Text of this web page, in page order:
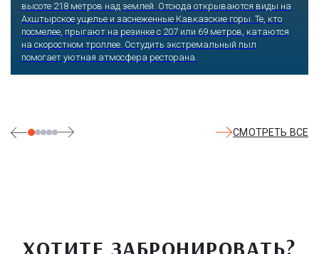
высоте 218 метров над землей. Отсюда открываются виды на
Ахштырское ущелье и заснеженные Кавказские горы. Те, кто
посмелее, прыгают на резинке с 207 или 69 метров, катаются
на скоростном троллее. Остудить экстремальный пыл
помогает уютная атмосфера ресторана.
СМОТРЕТЬ ВСЕ
ХОТИТЕ ЗАБРОНИРОВАТЬ?